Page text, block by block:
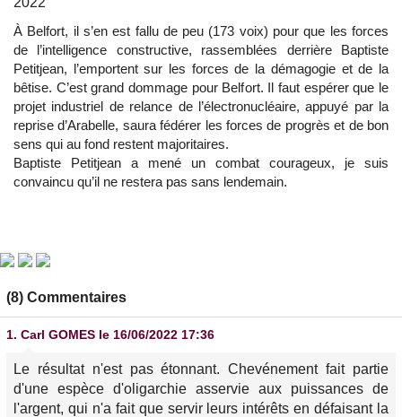
À Belfort, il s’en est fallu de peu (173 voix) pour que les forces
de l’intelligence constructive, rassemblées derrière Baptiste
Petitjean, l’emportent sur les forces de la démagogie et de la
bêtise. C’est grand dommage pour Belfort. Il faut espérer que le
projet industriel de relance de l’électronucléaire, appuyé par la
reprise d’Arabelle, saura fédérer les forces de progrès et de bon
sens qui au fond restent majoritaires.
Baptiste Petitjean a mené un combat courageux, je suis
convaincu qu’il ne restera pas sans lendemain.
(8) Commentaires
1. Carl GOMES le 16/06/2022 17:36
Le résultat n'est pas étonnant. Chevénement fait partie
d'une espèce d'oligarchie asservie aux puissances de
l'argent, qui n'a fait que servir leurs intérêts en défaisant la